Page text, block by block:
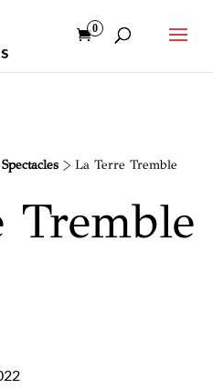
0
Spectacles > La Terre Tremble
Tremble